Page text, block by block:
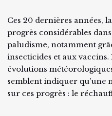
Ces 20 dernières années,
progrès considérables
paludisme, notamment
insecticides et aux
évolutions
semblent indiquer qu’une
sur ces progrès : le